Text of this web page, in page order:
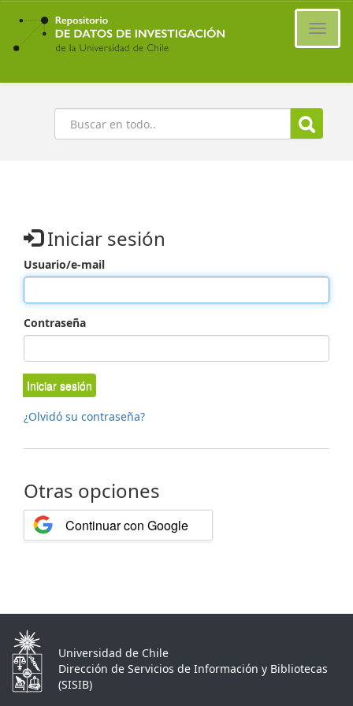
Ir
contenido
principal
Buscar
Iniciar sesión
Usuario/e-mail
Contraseña
Iniciar sesión
¿Olvidó su contraseña?
Otras opciones
Continuar con Google
Universidad de Chile
Dirección de Servicios de Información y Bibliotecas
(SISIB)